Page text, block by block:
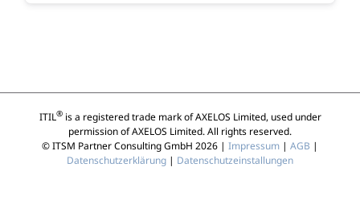
ITIL®is a registered trade mark of AXELOS Limited, used under
permission of AXELOS Limited. All rights reserved.
© ITSM Partner Consulting GmbH 2026 | Impressum | AGB |
Datenschutzerklärung | Datenschutzeinstallungen